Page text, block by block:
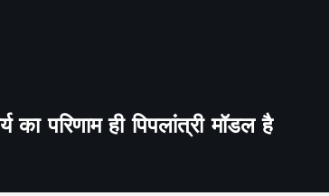
का परिणाम ही पिपलांत्री मॉडल है